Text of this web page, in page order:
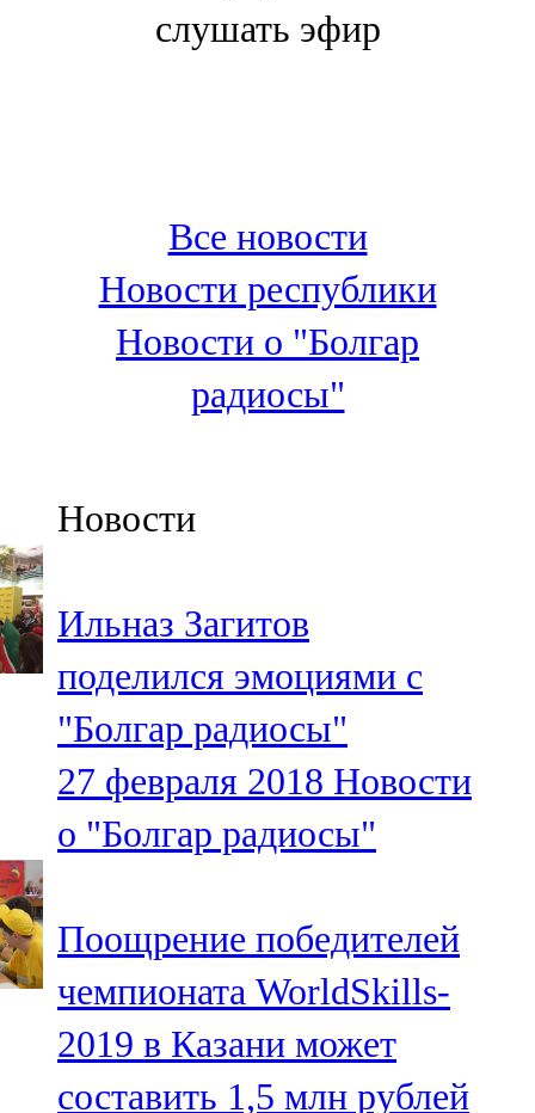
100,3 FM
Зәй
106,6 FM
Кадыбаш
105,2 FM
91,5 FM
106,1 FM
Кама тамагы
71,51 FM
Кукмара
107,9 FM
102,1 FM
Мамадыш
106,2 FM
слушать эфир
Все новости
Новости республики
Новости о "Болгар
радиосы"
Новости
Ильназ Загитов
поделился эмоциями с
"Болгар радиосы"
27 февраля 2018 Новости
о "Болгар радиосы"
Поощрение победителей
чемпионата WorldSkills-
2019 в Казани может
составить 1,5 млн рублей